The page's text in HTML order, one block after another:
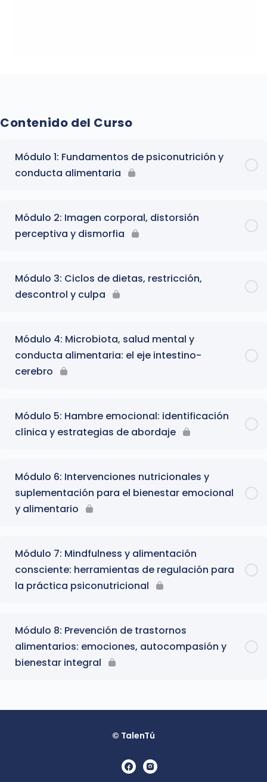
Contenido del Curso
Módulo 1: Fundamentos de psiconutrición y
conducta alimentaria
Módulo 2: Imagen corporal, distorsión
perceptiva y dismorfia
Módulo 3: Ciclos de dietas, restricción,
descontrol y culpa
Módulo 4: Microbiota, salud mental y
conducta alimentaria: el eje intestino-
cerebro
Módulo 5: Hambre emocional: identificación
clínica y estrategias de abordaje
Módulo 6: Intervenciones nutricionales y
suplementación para el bienestar emocional
y alimentario
Módulo 7: Mindfulness y alimentación
consciente: herramientas de regulación para
la práctica psiconutricional
Módulo 8: Prevención de trastornos
alimentarios: emociones, autocompasión y
bienestar integral
© TalenTú